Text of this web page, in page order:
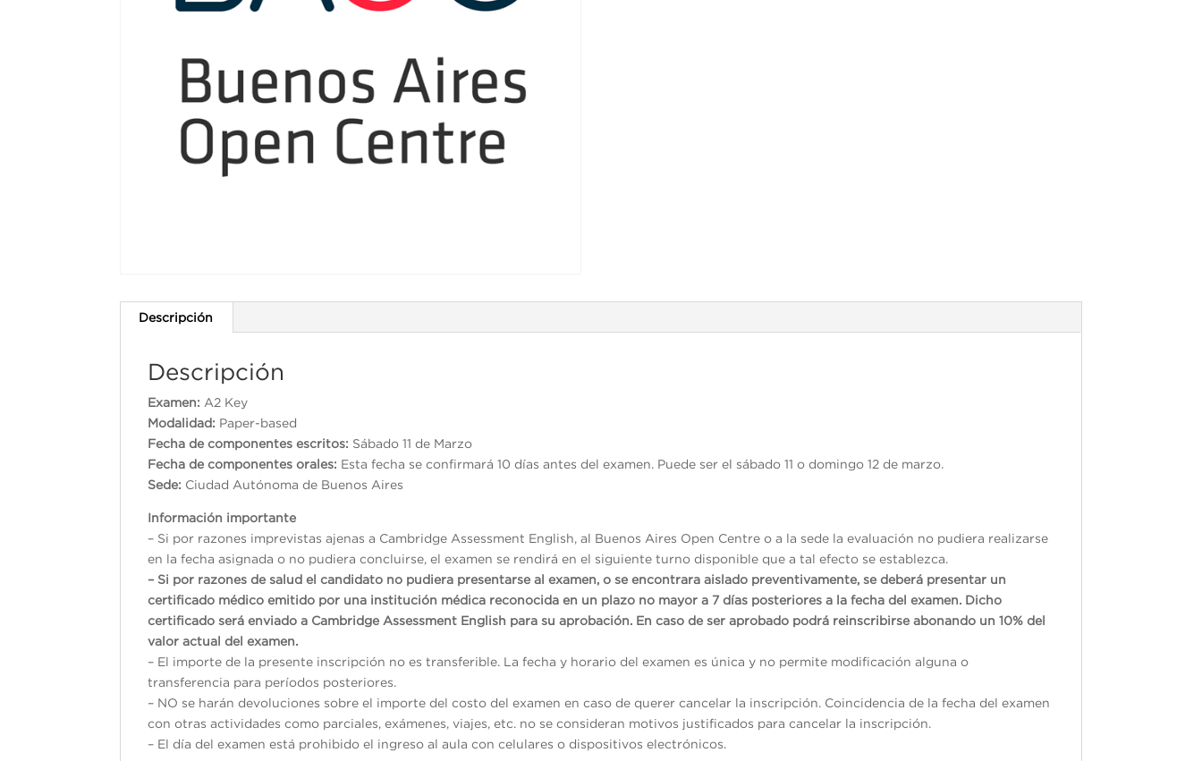
Descripción
Descripción
Examen: A2 Key
Modalidad: Paper-based
Fecha de componentes escritos: Sábado 11 de Marzo
Fecha de componentes orales: Esta fecha se confirmará 10 días antes del examen. Puede ser el sábado 11 o domingo 12 de marzo.
Sede: Ciudad Autónoma de Buenos Aires
Información importante
– Si por razones imprevistas ajenas a Cambridge Assessment English, al Buenos Aires Open Centre o a la sede la evaluación no pudiera realizarse
en la fecha asignada o no pudiera concluirse, el examen se rendirá en el siguiente turno disponible que a tal efecto se establezca.
– Si por razones de salud el candidato no pudiera presentarse al examen, o se encontrara aislado preventivamente, se deberá presentar un
certificado médico emitido por una institución médica reconocida en un plazo no mayor a 7 días posteriores a la fecha del examen. Dicho
certificado será enviado a Cambridge Assessment English para su aprobación. En caso de ser aprobado podrá reinscribirse abonando un 10% del
valor actual del examen.
– El importe de la presente inscripción no es transferible. La fecha y horario del examen es única y no permite modificación alguna o
transferencia para períodos posteriores.
– NO se harán devoluciones sobre el importe del costo del examen en caso de querer cancelar la inscripción. Coincidencia de la fecha del examen
con otras actividades como parciales, exámenes, viajes, etc. no se consideran motivos justificados para cancelar la inscripción.
– El día del examen está prohibido el ingreso al aula con celulares o dispositivos electrónicos.